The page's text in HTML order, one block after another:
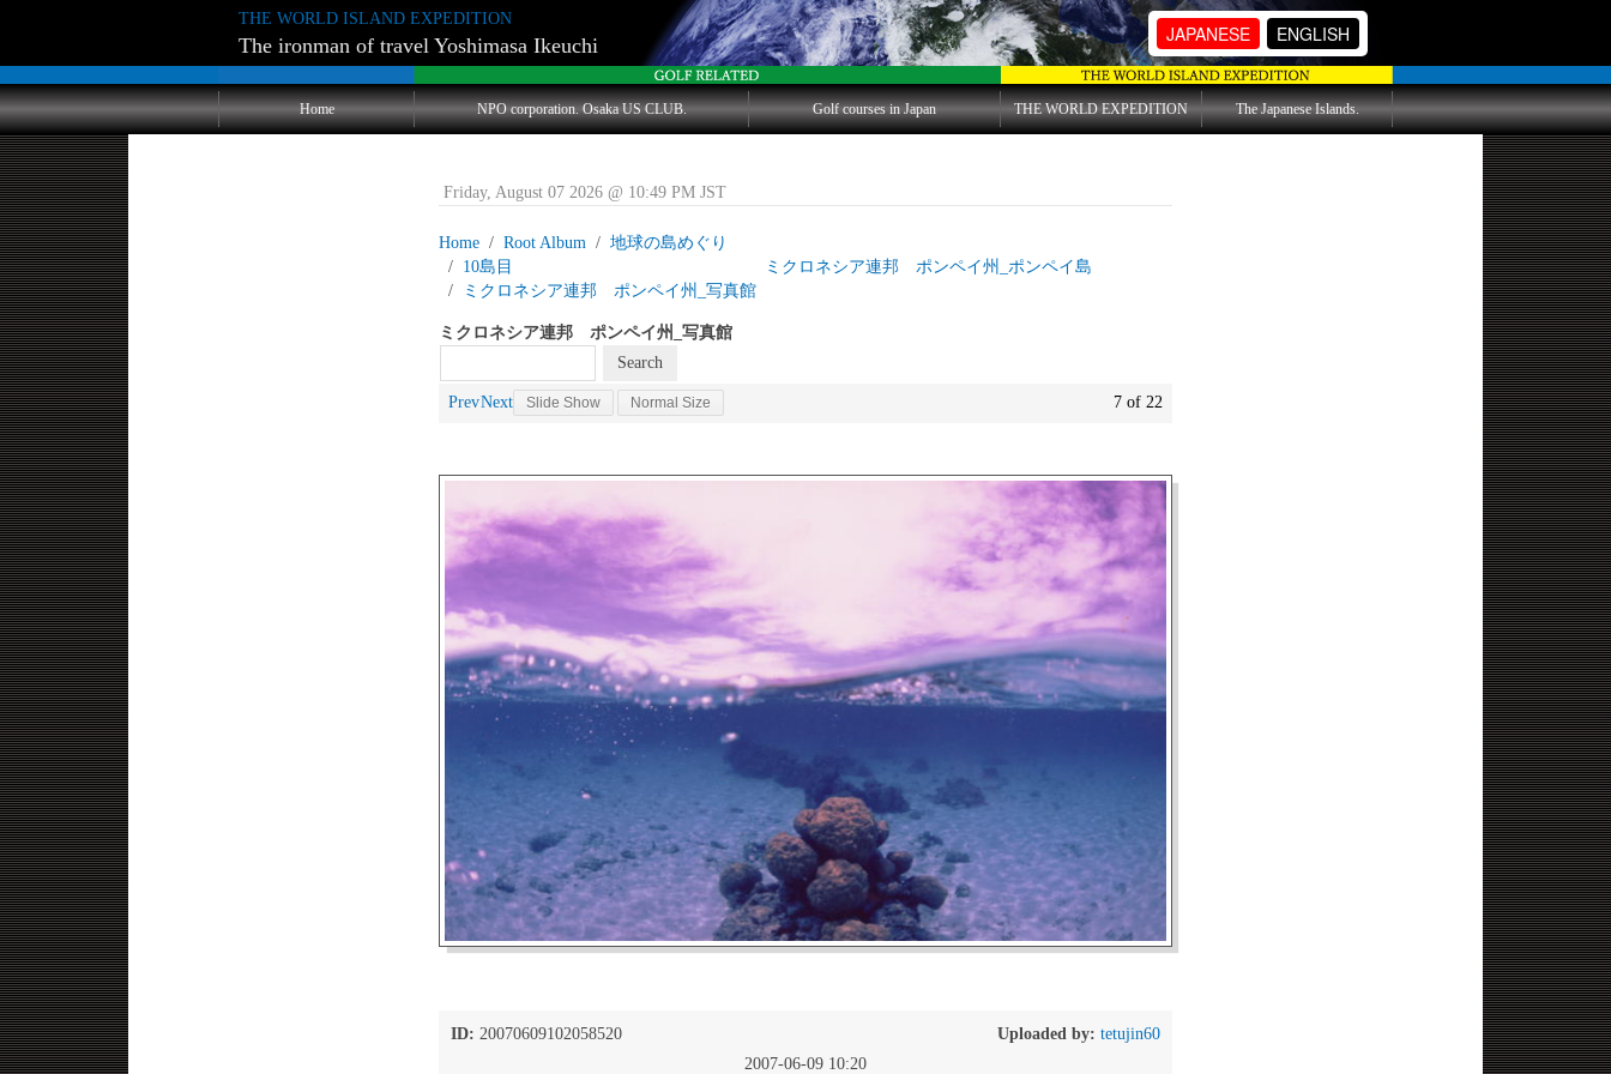
THE WORLD ISLAND EXPEDITION
The ironman of travel Yoshimasa Ikeuchi JAPANESE ENGLISH
Home NPO corporation. Osaka US CLUB. Golf courses in Japan THE WORLD EXPEDITION The Japanese Islands.
Friday, August 07 2026 @ 10:49 PM JST
Home Root Album
地球の島めぐり
10島目 ミクロネシア連邦 ポンペイ州_ポンペイ島
ミクロネシア連邦 ポンペイ州_写真館
ミクロネシア連邦 ポンペイ州_写真館
PrevNext Slide Show Normal Size 7 of 22
ID: 20070609102058520 Uploaded by: tetujin60
2007-06-09 10:20